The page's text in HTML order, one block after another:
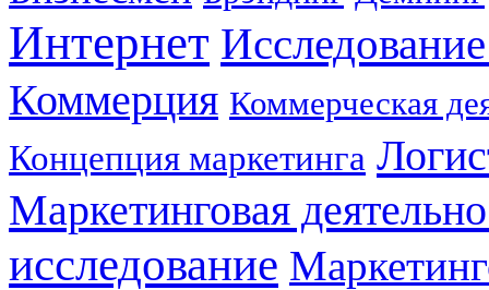
Интернет
Коммерция Коммерческая
Концепция маркетинга
Маркетинговая
исследование